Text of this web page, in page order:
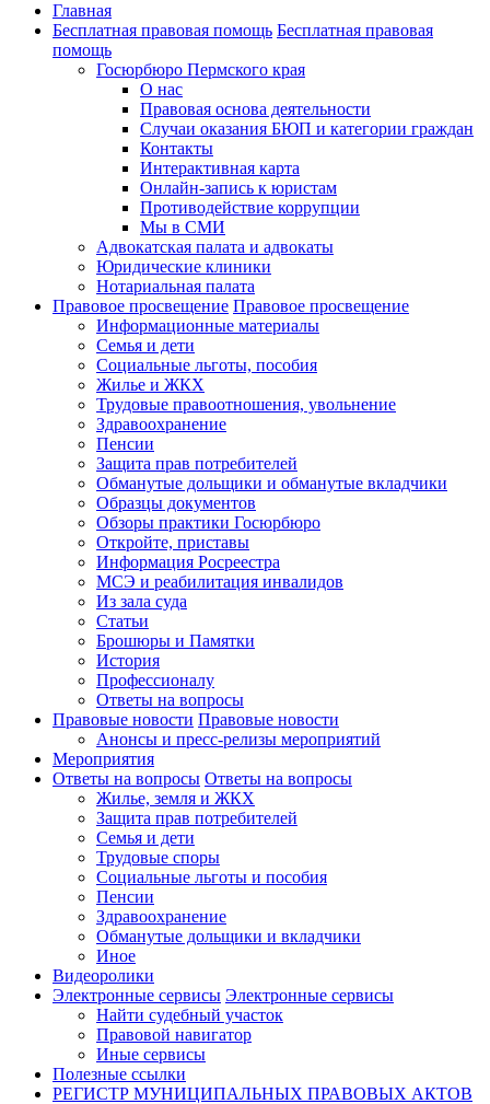
Главная
Бесплатная правовая помощь Бесплатная правовая
помощь
Госюрбюро Пермского края
О нас
Правовая основа деятельности
Случаи оказания БЮП и категории граждан
Контакты
Интерактивная карта
Онлайн-запись к юристам
Противодействие коррупции
Мы в СМИ
Адвокатская палата и адвокаты
Юридические клиники
Нотариальная палата
Правовое просвещение Правовое просвещение
Информационные материалы
Семья и дети
Социальные льготы, пособия
Жилье и ЖКХ
Трудовые правоотношения, увольнение
Здравоохранение
Пенсии
Защита прав потребителей
Обманутые дольщики и обманутые вкладчики
Образцы документов
Обзоры практики Госюрбюро
Откройте, приставы
Информация Росреестра
МСЭ и реабилитация инвалидов
Из зала суда
Статьи
Брошюры и Памятки
История
Профессионалу
Ответы на вопросы
Правовые новости Правовые новости
Анонсы и пресс-релизы мероприятий
Мероприятия
Ответы на вопросы Ответы на вопросы
Жилье, земля и ЖКХ
Защита прав потребителей
Семья и дети
Трудовые споры
Социальные льготы и пособия
Пенсии
Здравоохранение
Обманутые дольщики и вкладчики
Иное
Видеоролики
Электронные сервисы Электронные сервисы
Найти судебный участок
Правовой навигатор
Иные сервисы
Полезные ссылки
РЕГИСТР МУНИЦИПАЛЬНЫХ ПРАВОВЫХ АКТОВ